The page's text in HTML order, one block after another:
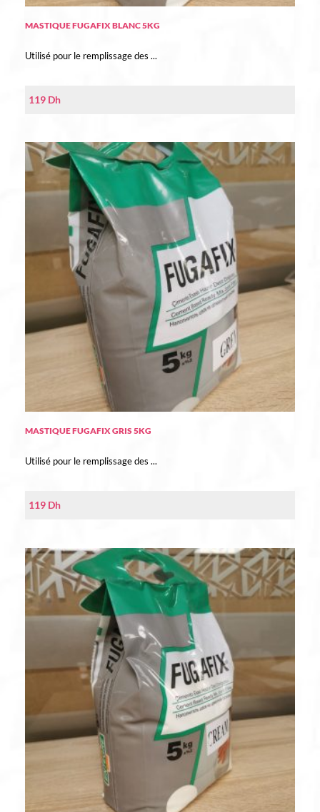
MASTIQUE FUGAFIX BLANC 5KG
Utilisé pour le remplissage des ...
119 Dh
MASTIQUE FUGAFIX GRIS 5KG
Utilisé pour le remplissage des ...
119 Dh